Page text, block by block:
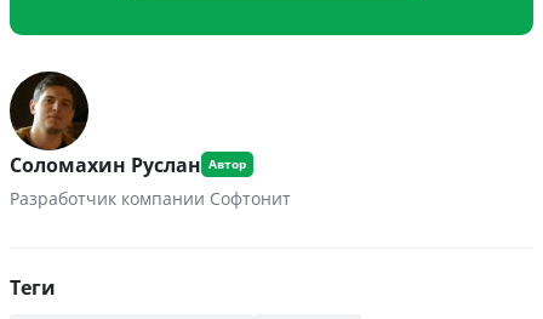
Соломахин Руслан
Разработчик компании Софтонит
Теги